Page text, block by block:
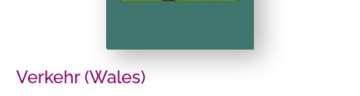
Verkehr (Wales)